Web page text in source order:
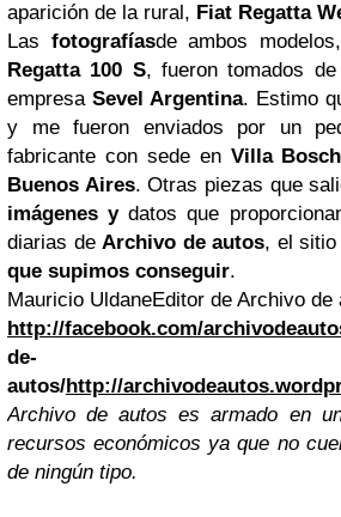
aparición de la rural, Fiat Regatta
Las fotografíasde ambos
Regatta 100 S, fueron tomados
empresa Sevel Argentina. Estimo
y me fueron enviados por un
fabricante con sede en Villa Bosch
Buenos Aires. Otras piezas que
imágenes ydatos que
diarias de Archivo de autos, el sitio
que supimos conseguir.
Mauricio UldaneEditor de Archivo de
http://facebook.com/
de-
autos/http://
Archivo de autos es armado en
recursos económicos ya que no
de ningún tipo.